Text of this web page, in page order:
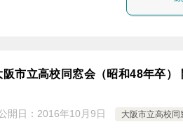
阪市立高校同窓会（昭和48年卒）
開日： 2016年10月9日 大阪市立高校同